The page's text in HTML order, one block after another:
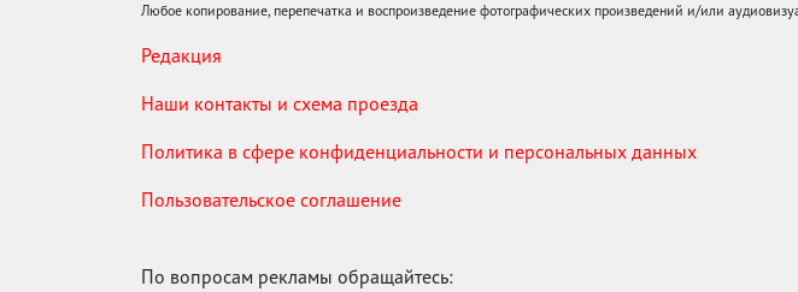
Любое копирование, перепечатка и воспроизведение фотографических произведений и/или
Редакция
Наши контакты и схема проезда
Политика в сфере конфиденциальности и персональных данных
Пользовательское соглашение
По вопросам рекламы обращайтесь: